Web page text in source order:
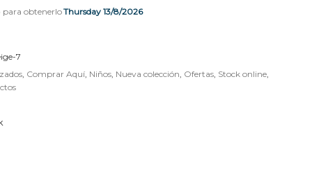
para obtenerloThursday 13/8/2026
7
, Comprar Aquí, Niños, Nueva colección, Ofertas, Stock online,